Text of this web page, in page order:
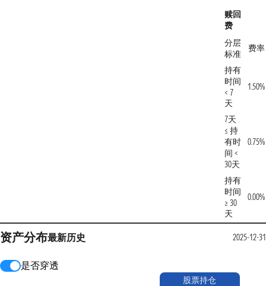
赎回
费
分层
标准
费率
持有
时间
< 7
天
1.50%
7天
≤ 持
有时
间 <
30天
0.75%
持有
时间
≥ 30
天
0.00%
资产分布最新历史 2025-12-31
是否穿透
股票持仓